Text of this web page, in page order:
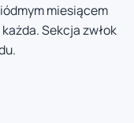
miesiącem
Sekcja zwłok